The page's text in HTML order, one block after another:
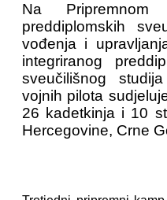
Na
preddiplomskih
vođenja i
integriranog
sveučilišnog
vojnih pilota
26 kadetkinja i 10
Hercegovine, Crne